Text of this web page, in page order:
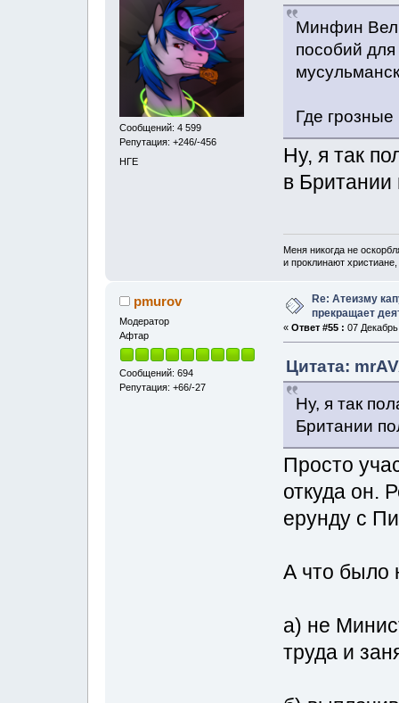
Сообщений: 4 599
Репутация: +246/-456
НГЕ
Минфин
пособий
Где
Ну, я так
в Британии
Меня никогда не
и проклинают
pmurov
Модератор
Афтар
Сообщений: 694
Репутация: +66/-27
Re: Атеизму
прекращает
« Ответ #55 : 07
Цитата:
Ну, я так
Британии
Просто
откуда он.
ерунду с
А что было
а) не
труда и